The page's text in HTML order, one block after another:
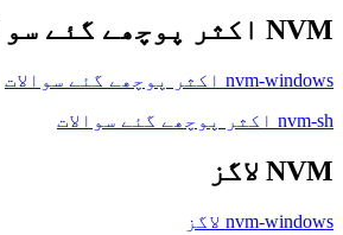
NVM اکثر پوچھے گئے سوالات
nvm-windows اکثر پوچھے گئے سوالات
nvm-sh اکثر پوچھے گئے سوالات
NVM لاگز
nvm-windows لاگز